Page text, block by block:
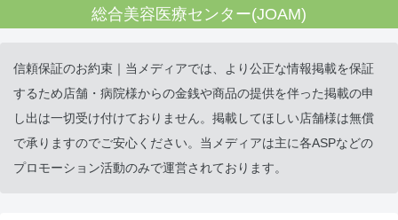
総合美容医療センター(JOAM)
信頼保証のお約束｜当メディアでは、より公正な情報掲載を保証
するため店舗・病院様からの金銭や商品の提供を伴った掲載の申
し出は一切受け付けておりません。掲載してほしい店舗様は無償
で承りますのでご安心ください。当メディアは主に各ASPなどの
プロモーション活動のみで運営されております。